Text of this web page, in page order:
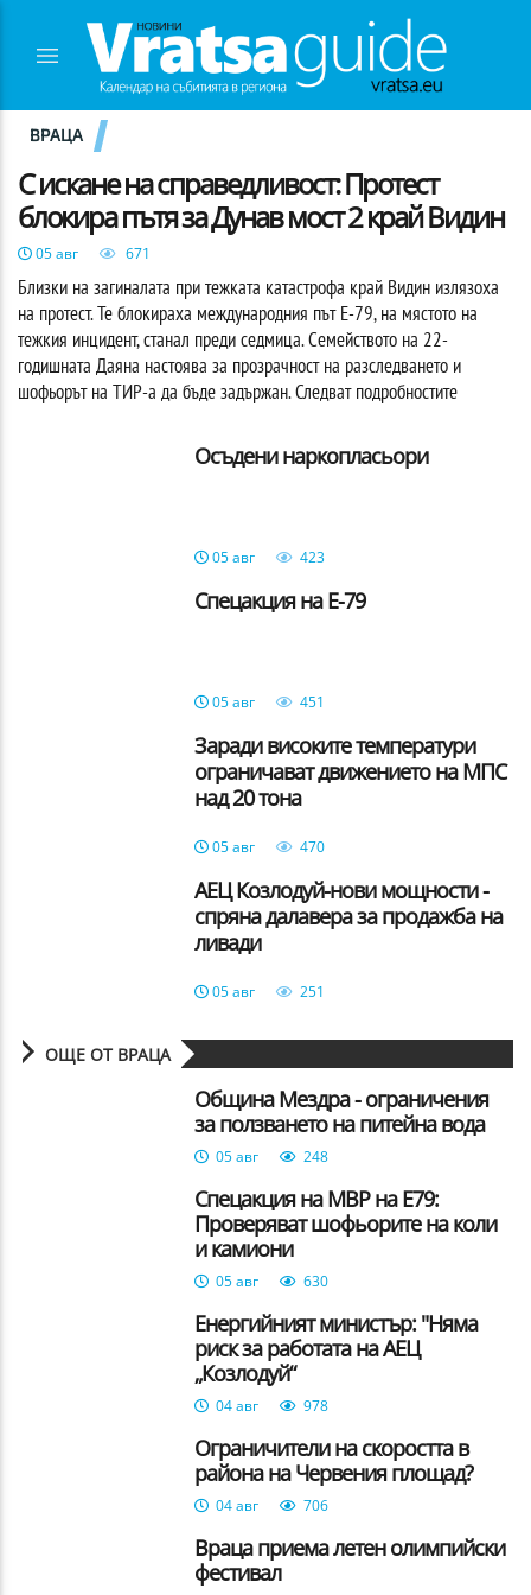
ВРАЦА
С искане на справедливост: Протест
блокира пътя за Дунав мост 2 край Видин
05 авг 671
Близки на загиналата при тежката катастрофа край Видин излязоха
на протест. Те блокираха международния път Е-79, на мястото на
тежкия инцидент, станал преди седмица. Семейството на 22-
годишната Даяна настоява за прозрачност на разследването и
шофьорът на ТИР-а да бъде задържан. Следват подробностите
Осъдени наркопласьори
05 авг 423
Спецакция на Е-79
05 авг 451
Заради високите температури
ограничават движението на МПС
над 20 тона
05 авг 470
АЕЦ Козлодуй-нови мощности -
спряна далавера за продажба на
ливади
05 авг 251
ОЩЕ ОТ ВРАЦА
Община Мездра - ограничения
за ползването на питейна вода
05 авг 248
Спецакция на МВР на E79:
Проверяват шофьорите на коли
и камиони
05 авг 630
Енергийният министър: "Няма
риск за работата на АЕЦ
„Козлодуй“
04 авг 978
Ограничители на скоростта в
района на Червения площад?
04 авг 706
Враца приема летен олимпийски
фестивал